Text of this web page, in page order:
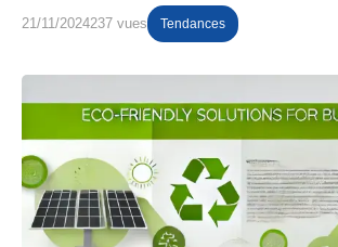
21/11/2024237 vues Tendances